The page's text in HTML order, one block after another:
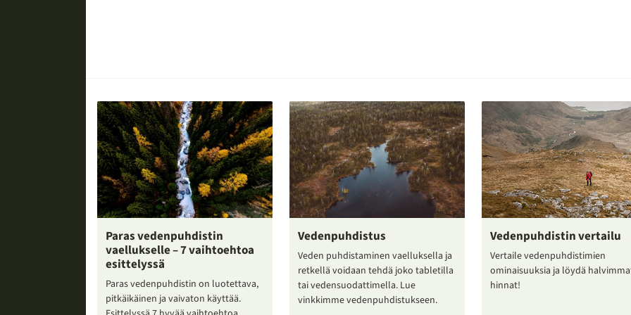
Paras vedenpuhdistin
vaellukselle – 7 vaihtoehtoa
esittelyssä
Paras vedenpuhdistin on luotettava,
pitkäikäinen ja vaivaton käyttää.
Vedenpuhdistus
Veden puhdistaminen vaelluksella ja
retkellä voidaan tehdä joko tabletilla
tai vedensuodattimella. Lue
vinkkimme vedenpuhdistukseen.
Vedenpuhdistin vertailu
Vertaile vedenpuhdistimien
ominaisuuksia ja löydä
hinnat!